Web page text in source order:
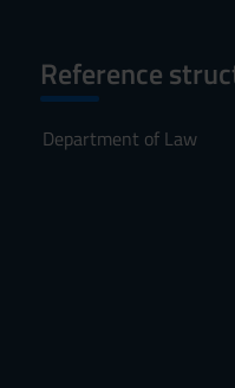
Reference
Department of Law